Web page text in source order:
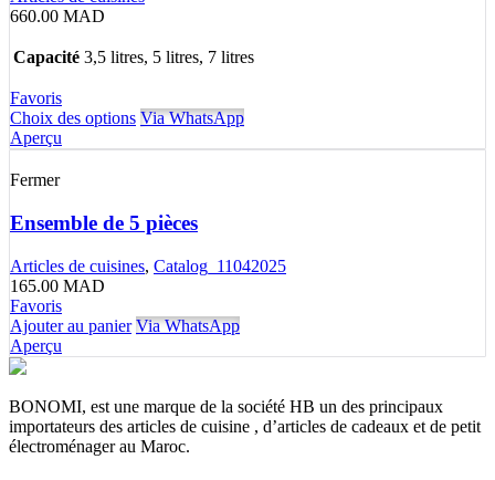
660.00 MAD
Capacité 3,5 litres, 5 litres, 7 litres
Favoris
Choix des options Via WhatsApp
Aperçu
Fermer
Ensemble de 5 pièces
Articles de cuisines, Catalog_11042025
165.00 MAD
Favoris
Ajouter au panier Via WhatsApp
Aperçu
BONOMI, est une marque de la société HB un des principaux
importateurs des articles de cuisine , d’articles de cadeaux et de petit
électroménager au Maroc.